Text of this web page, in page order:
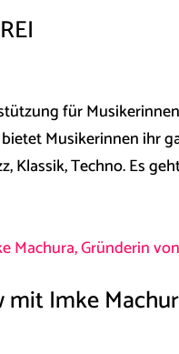
für
Musikerinnen ihr
Klassik, Techno. Es
Imke